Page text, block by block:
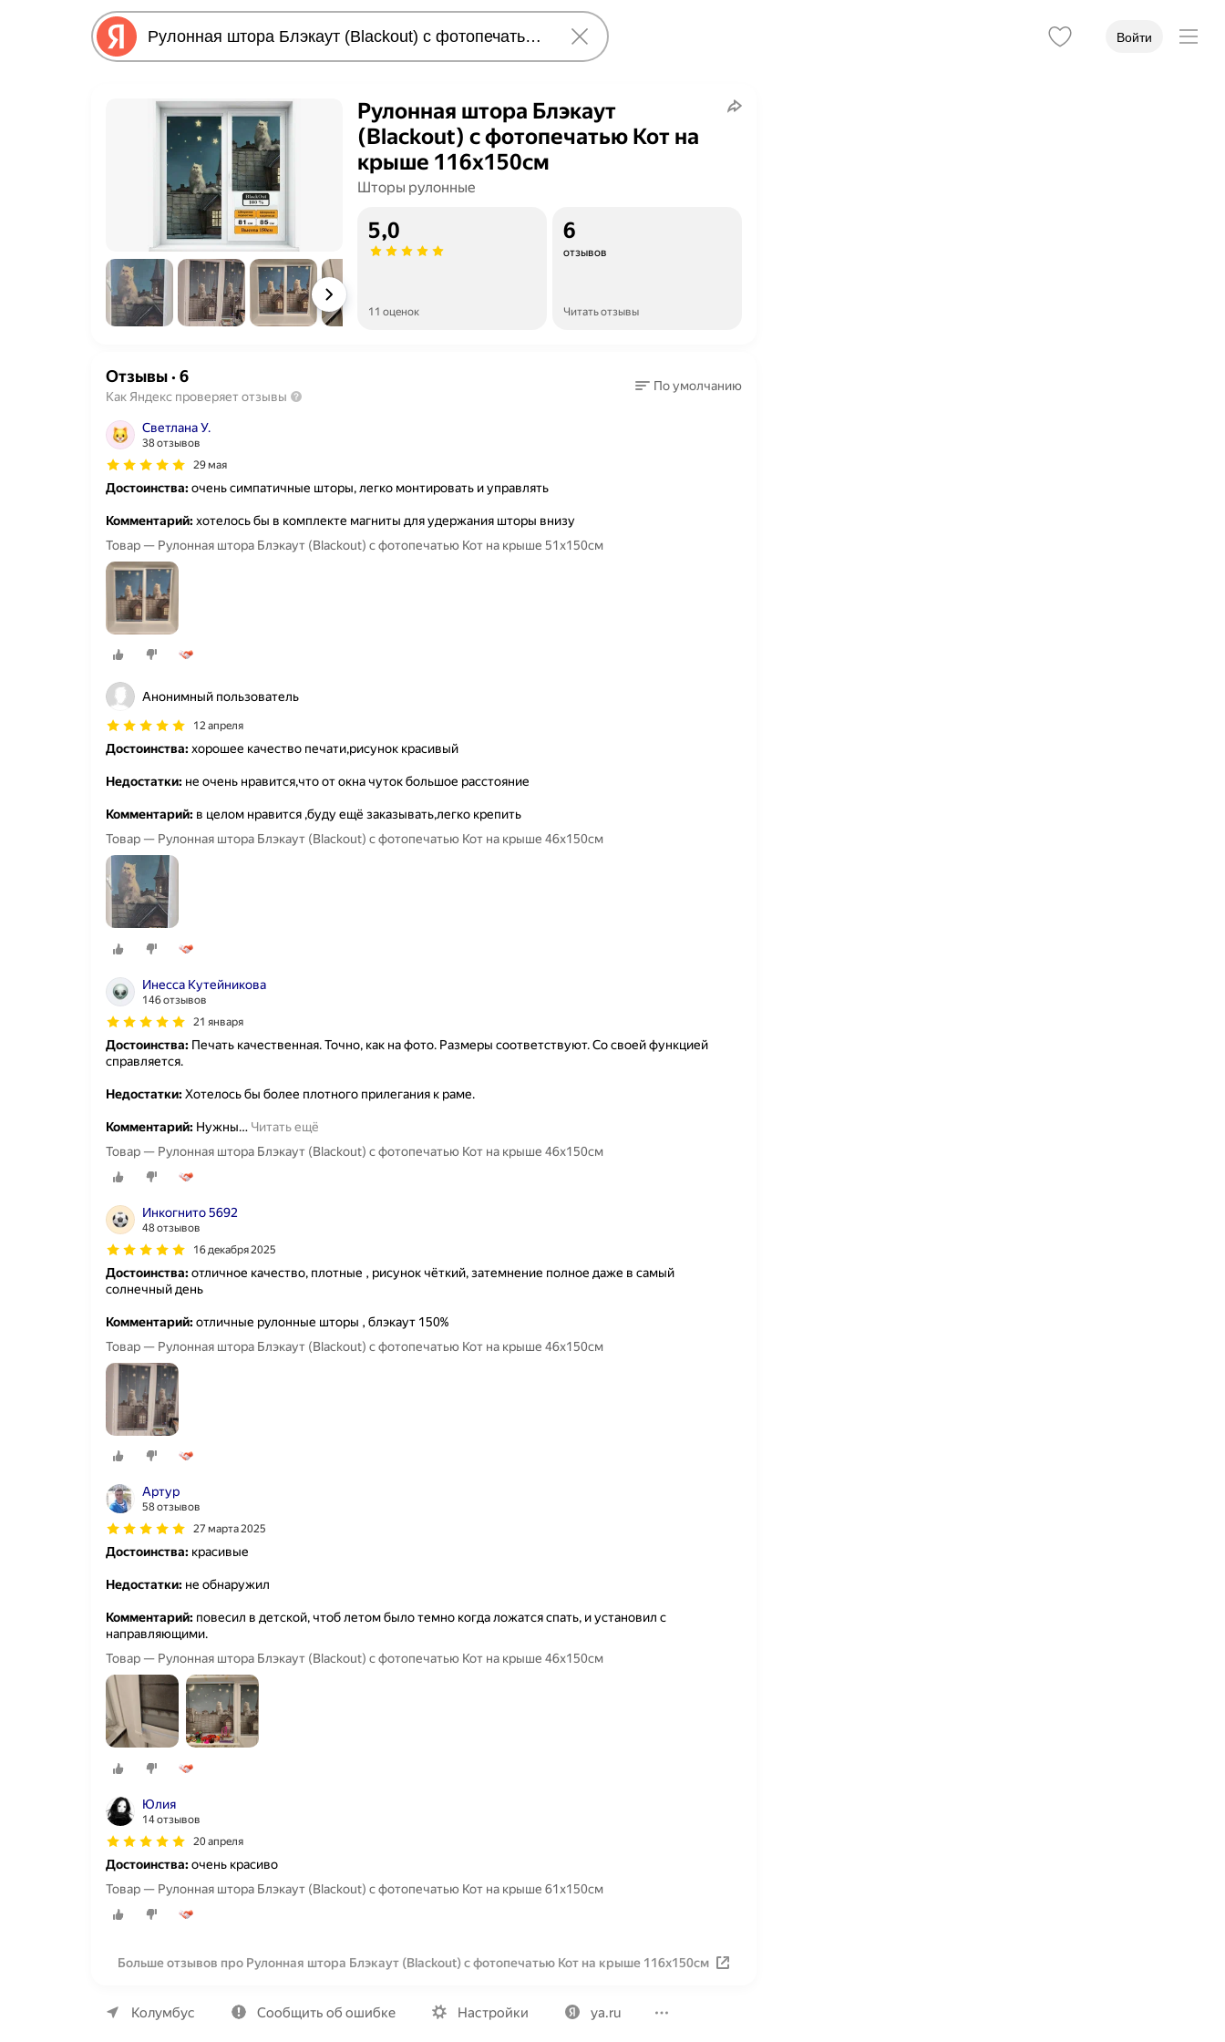
Войти
Рулонная штора Блэкаут
(Blackout) с фотопечатью Кот на
крыше 116х150см
Шторы рулонные
5,0
11 оценок
6
отзывов
Читать отзывы
Отзывы· 6
Как Яндекс проверяет отзывы
По умолчанию
Светлана У.
38 отзывов
29 мая
Достоинства:очень симпатичные шторы, легко монтировать и управлять
Комментарий:хотелось бы в комплекте магниты для удержания шторы внизу
Товар — Рулонная штора Блэкаут (Blackout) с фотопечатью Кот на крыше 51х150см
Анонимный пользователь
12 апреля
Достоинства:хорошее качество печати,рисунок красивый
Недостатки: не очень нравится,что от окна чуток большое расстояние
Комментарий: в целом нравится ,буду ещё заказывать,легко крепить
Товар — Рулонная штора Блэкаут (Blackout) с фотопечатью Кот на крыше 46х150см
Инесса Кутейникова
146 отзывов
21 января
Достоинства: Печать качественная. Точно, как на фото. Размеры соответствуют. Со своей функцией
справляется.
Недостатки:Хотелось бы более плотного прилегания к раме.
Комментарий: Нужны… Читать ещё
Товар — Рулонная штора Блэкаут (Blackout) с фотопечатью Кот на крыше 46х150см
Инкогнито 5692
48 отзывов
16 декабря 2025
Достоинства:отличное качество, плотные , рисунок чёткий, затемнение полное даже в самый
солнечный день
Комментарий:отличные рулонные шторы , блэкаут 150%
Товар — Рулонная штора Блэкаут (Blackout) с фотопечатью Кот на крыше 46х150см
Артур
58 отзывов
27 марта 2025
Достоинства: красивые
Недостатки: не обнаружил
Комментарий: повесил в детской, чтоб летом было темно когда ложатся спать, и установил с
направляющими.
Товар — Рулонная штора Блэкаут (Blackout) с фотопечатью Кот на крыше 46х150см
Юлия
14 отзывов
20 апреля
Достоинства:очень красиво
Товар — Рулонная штора Блэкаут (Blackout) с фотопечатью Кот на крыше 61х150см
Больше отзывов про Рулонная штора Блэкаут (Blackout) с фотопечатью Кот на крыше 116х150см
Колумбус Сообщить об ошибке Настройки ya.ru